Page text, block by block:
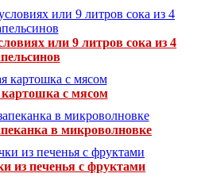
или 9 литров сока из 4
с мясом
в микроволновке
из печенья с фруктами